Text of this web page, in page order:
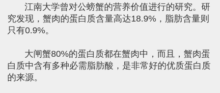
江南大学曾对公螃蟹的营养价值进行的研究。研
究发现，蟹肉的蛋白质含量高达18.9%，脂肪含量则
只有0.9%。
大闸蟹80%的蛋白质都在蟹肉中，而且，蟹肉蛋
白质中含有多种必需脂肪酸，是非常好的优质蛋白质
的来源。